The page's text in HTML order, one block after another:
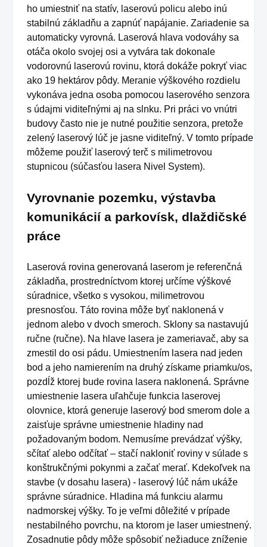
ho umiestniť na statív, laserovú policu alebo inú
stabilnú základňu a zapnúť napájanie. Zariadenie sa
automaticky vyrovná. Laserová hlava vodováhy sa
otáča okolo svojej osi a vytvára tak dokonale
vodorovnú laserovú rovinu, ktorá dokáže pokryť viac
ako 19 hektárov pôdy. Meranie výškového rozdielu
vykonáva jedna osoba pomocou laserového senzora
s údajmi viditeľnými aj na slnku. Pri práci vo vnútri
budovy často nie je nutné použitie senzora, pretože
zelený laserový lúč je jasne viditeľný. V tomto prípade
môžeme použiť laserový terč s milimetrovou
stupnicou (súčasťou lasera Nivel System).
Vyrovnanie pozemku, výstavba
komunikácií a parkovísk, dlaždičské
práce
Laserová rovina generovaná laserom je referenčná
základňa, prostredníctvom ktorej určíme výškové
súradnice, všetko s vysokou, milimetrovou
presnosťou. Táto rovina môže byť naklonená v
jednom alebo v dvoch smeroch. Sklony sa nastavujú
ručne (ručne). Na hlave lasera je zameriavač, aby sa
zmestil do osi pádu. Umiestnením lasera nad jeden
bod a jeho namierením na druhý získame priamku/os,
pozdĺž ktorej bude rovina lasera naklonená. Správne
umiestnenie lasera uľahčuje funkcia laserovej
olovnice, ktorá generuje laserový bod smerom dole a
zaisťuje správne umiestnenie hladiny nad
požadovaným bodom. Nemusíme prevádzať výšky,
sčítať alebo odčítať – stačí nakloniť roviny v súlade s
konštrukčnými pokynmi a začať merať. Kdekoľvek na
stavbe (v dosahu lasera) - laserový lúč nám ukáže
správne súradnice. Hladina má funkciu alarmu
nadmorskej výšky. To je veľmi dôležité v prípade
nestabilného povrchu, na ktorom je laser umiestnený.
Zosadnutie pôdy môže spôsobiť nežiaduce zníženie